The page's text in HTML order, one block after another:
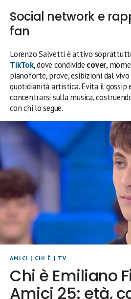
Social network e
fan
Lorenzo Salvetti è attivo
TikTok, dove condivide cover,
pianoforte, prove, esibizioni dal vivo
quotidianità artistica. Evita il gossip
concentrarsi sulla musica,
con chi lo segue.
AMICI | CHI È | TV
Chi è Emiliano
Amici 25: età,